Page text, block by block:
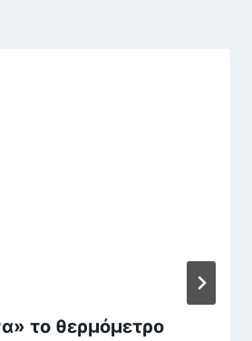
το θερμόμετρο